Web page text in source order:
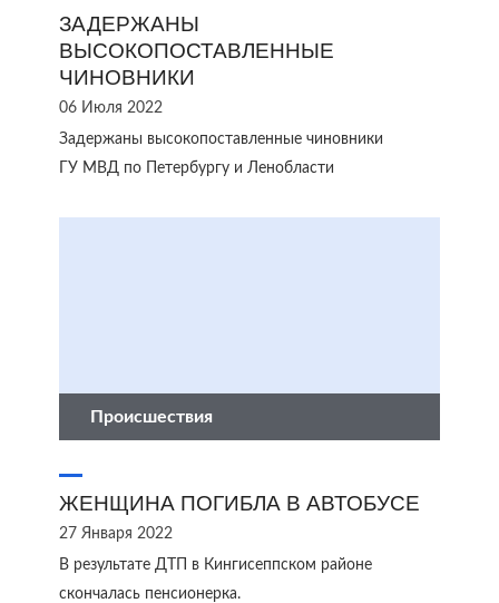
ЗАДЕРЖАНЫ
ВЫСОКОПОСТАВЛЕННЫЕ
ЧИНОВНИКИ
06 Июля 2022
Задержаны высокопоставленные чиновники
ГУ МВД по Петербургу и Ленобласти
Происшествия
ЖЕНЩИНА ПОГИБЛА В АВТОБУСЕ
27 Января 2022
В результате ДТП в Кингисеппском районе
скончалась пенсионерка.